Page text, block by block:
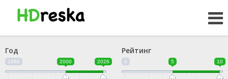
Год
1960 2000 2026
Рейтинг
0 5 10